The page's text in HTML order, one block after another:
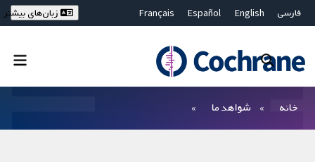
فارسی English
Español
Français
Bahasa Malaysia
ไทย
繁體中文
زبان‌های بیشتر
خانه شواهد ما